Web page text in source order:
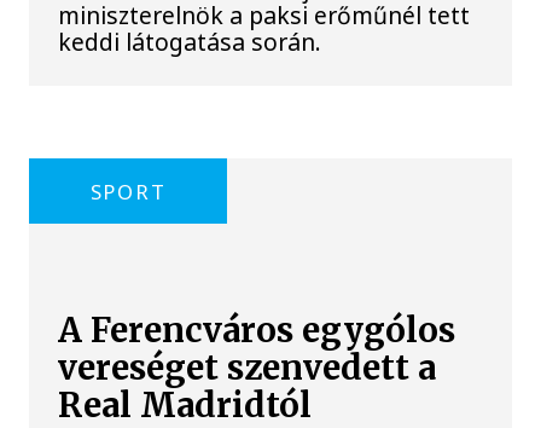
miniszterelnök a paksi erőműnél tett
keddi látogatása során.
SPORT
A Ferencváros egygólos
vereséget szenvedett a
Real Madridtól